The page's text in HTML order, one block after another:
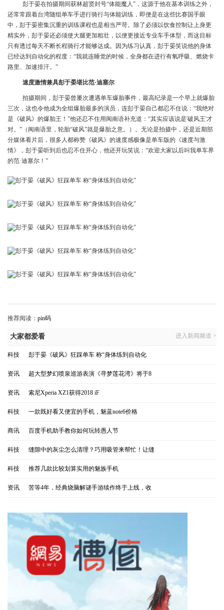
彭于晏在拍摄期间获林超贤封号“体能魔人”，这源于他在基本训练之外，
还常常跟着台湾随组单车手进行骑行与体能训练，即便是在这些比赛国手眼
中，彭于晏密集沉重的训练课程也是相当严苛。除了必须以饮食控制让上身更
精实外，彭于晏还必须使大腿更加粗壮，以便更接近专业车手体型，而这目标
只有透过每天不断长程骑行才能够达成。因为练习认真，彭于晏笑说他的身体
已经达到自动化的程度：“我就连睡觉的时候，全身都在进行有氧呼吸、燃烧卡
路里、加速排汗。”
速度激情兼具彭于晏堪比范·迪塞尔
拍摄期间，彭于晏曾屡次遭遇单车爆胎事件，最高纪录是一个早上就爆胎
三次，这也令他成为全组爆胎最多的演员，连彭于晏自己都忍不住说：“我绝对
是《破风》的爆胎王！”他还忍不住用闽南语补充道：“其实应该说是'破风王'才
对。”（闽南语里，轮胎“破风”就是爆胎之意。）。无论是拍摄中，还是近期部
分媒体看片后，很多人都称赞《破风》的速度感极像是单车版的《速度与激
情》，彭于晏听到后也忍不住开心，他还开玩笑说：“欢迎大家以后叫我单车界
的范·迪塞尔！”
推荐阅读： pin码
大家都爱看 进入新闻频道 >
科技 彭于晏《破风》狂踩单车 称“身体练到自动化
资讯 超大型梦幻喷泉巡游表演《寻梦莲花湾》将于8
资讯 索尼Xperia XZ1获得2018 iF
科技 一款既好看又便宜的手机，魅蓝note6价格
商讯 百度手机助手教你如何玩转愚人节
科技 缝隙中的灰尘怎么清理？巧用吸管来帮忙！让缝
科技 推荐几款比较划算实用的魅族手机
资讯 苦等4年，经典烧脑解谜手游续作终于上线，收